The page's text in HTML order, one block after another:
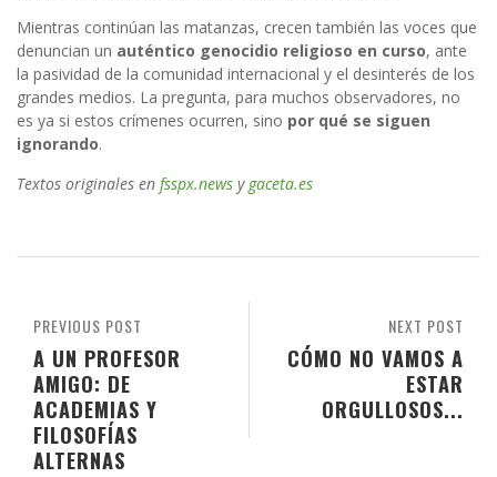
Mientras continúan las matanzas, crecen también las voces que
denuncian un auténtico genocidio religioso en curso, ante
la pasividad de la comunidad internacional y el desinterés de los
grandes medios. La pregunta, para muchos observadores, no
es ya si estos crímenes ocurren, sino por qué se siguen
ignorando.
Textos originales en fsspx.news y gaceta.es
NEXT POST
CÓMO NO VAMOS A
ESTAR
ORGULLOSOS...
PREVIOUS POST
A UN PROFESOR
AMIGO: DE
ACADEMIAS Y
FILOSOFÍAS
ALTERNAS